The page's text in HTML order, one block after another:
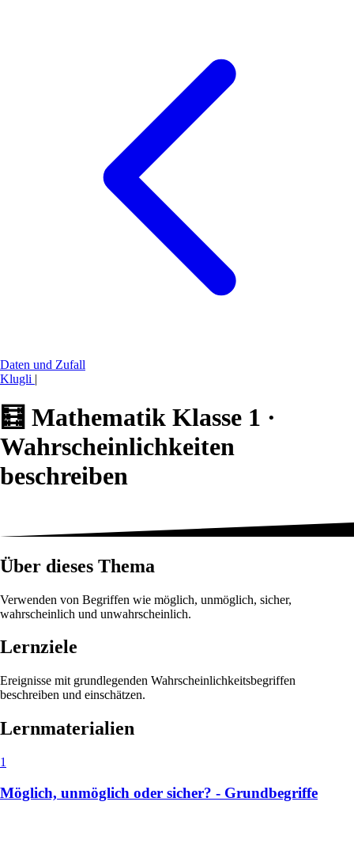
Daten und Zufall
Klugli |
🧮 Mathematik Klasse 1 ·
Wahrscheinlichkeiten
beschreiben
Über dieses Thema
Verwenden von Begriffen wie möglich, unmöglich, sicher,
wahrscheinlich und unwahrscheinlich.
Lernziele
Ereignisse mit grundlegenden Wahrscheinlichkeitsbegriffen
beschreiben und einschätzen.
Lernmaterialien
1
Möglich, unmöglich oder sicher? - Grundbegriffe